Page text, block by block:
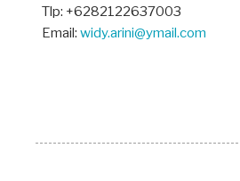
Tlp: +6282122637003
Email:widy.arini@ymail.com